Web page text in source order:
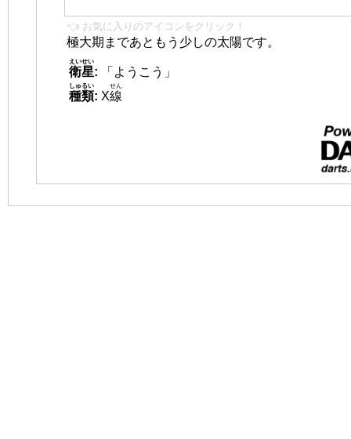
👈 お気に入りのアイコンをクリック！
極大期まであともう少しの太陽です。
衛星
えいせい
:
「ようこう」
種類
しゅるい
: X線
せん